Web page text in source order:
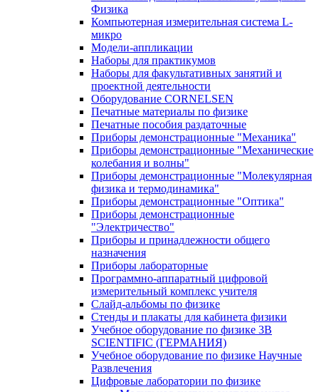
Физика
Компьютерная измерительная система L-
микро
Модели-аппликации
Наборы для практикумов
Наборы для факультативных занятий и
проектной деятельности
Оборудование CORNELSEN
Печатные материалы по физике
Печатные пособия раздаточные
Приборы демонстрационные "Механика"
Приборы демонстрационные "Механические
колебания и волны"
Приборы демонстрационные "Молекулярная
физика и термодинамика"
Приборы демонстрационные "Оптика"
Приборы демонстрационные
"Электричество"
Приборы и принадлежности общего
назначения
Приборы лабораторные
Программно-аппаратный цифровой
измерительный комплекс учителя
Слайд-альбомы по физике
Стенды и плакаты для кабинета физики
Учебное оборудование по физике 3B
SCIENTIFIC (ГЕРМАНИЯ)
Учебное оборудование по физике Научные
Развлечения
Цифровые лаборатории по физике